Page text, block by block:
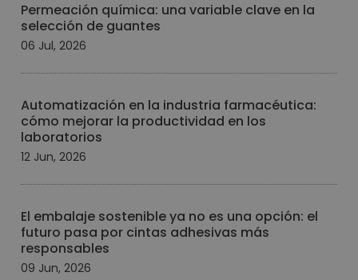
Permeación química: una variable clave en la
selección de guantes
06 Jul, 2026
Automatización en la industria farmacéutica:
cómo mejorar la productividad en los
laboratorios
12 Jun, 2026
El embalaje sostenible ya no es una opción: el
futuro pasa por cintas adhesivas más
responsables
09 Jun, 2026